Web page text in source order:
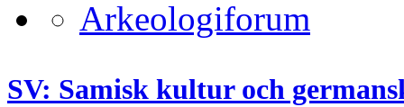
SV: Samisk kultur och